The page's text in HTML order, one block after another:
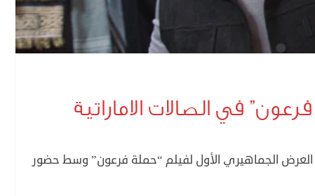
في الصالات الاماراتية
العرض الجماهيري الأول لفيلم “حملة فرعون” وسط حضور